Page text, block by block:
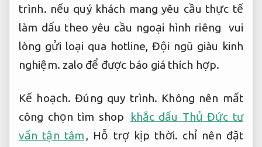
trình. nếu quý khách mang yêu cầu thực tế
làm dấu theo yêu cầu ngoại hình riêng vui
lòng gửi loại qua hotline, Đội ngũ giàu kinh
nghiệm. zalo để được báo giá thích hợp.
Kế hoạch. Đúng quy trình. Không nên mất
công chọn tìm shop
khắc dấu Thủ Đức tư
vấn tận tâm , Hỗ trợ kịp thời. chỉ nên đặt